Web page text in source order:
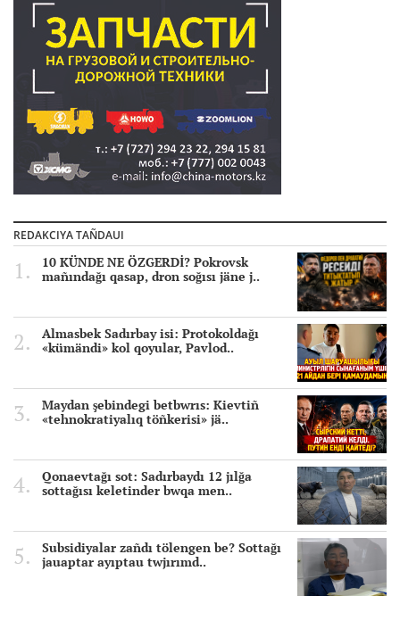
REDAKCIYA TAÑDAUI
10 KÜNDE NE ÖZGERDİ? Pokrovsk
mañındağı qasap, dron soğısı jäne j..
Almasbek Sadırbay isi: Protokoldağı
«kümändi» kol qoyular, Pavlod..
Maydan şebindegi betbwrıs: Kievtiñ
«tehnokratiyalıq töñkerisi» jä..
Qonaevtağı sot: Sadırbaydı 12 jılğa
sottağısı keletinder bwqa men..
Subsidiyalar zañdı tölengen be? Sottağı
jauaptar ayıptau twjırımd..